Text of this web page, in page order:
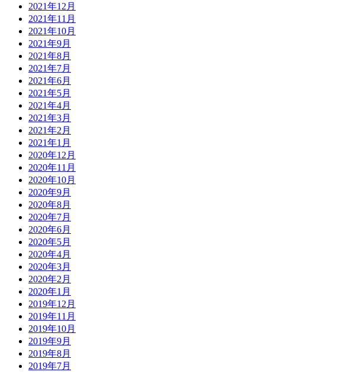
2021年12月
2021年11月
2021年10月
2021年9月
2021年8月
2021年7月
2021年6月
2021年5月
2021年4月
2021年3月
2021年2月
2021年1月
2020年12月
2020年11月
2020年10月
2020年9月
2020年8月
2020年7月
2020年6月
2020年5月
2020年4月
2020年3月
2020年2月
2020年1月
2019年12月
2019年11月
2019年10月
2019年9月
2019年8月
2019年7月